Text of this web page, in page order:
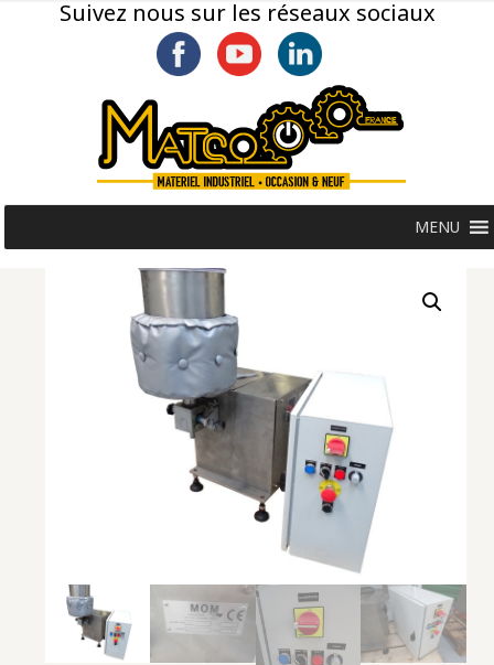
Suivez nous sur les réseaux sociaux
MENU